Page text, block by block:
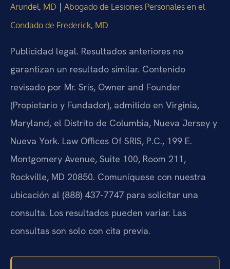
Arundel, MD | Abogado de Lesiones Personales en el
Condado de Frederick, MD
Publicidad legal. Resultados anteriores no
garantizan un resultado similar. Contenido
revisado por Mr. Sris, Owner and Founder
(Propietario y Fundador), admitido en Virginia,
Maryland, el Distrito de Columbia, Nueva Jersey y
Nueva York. Law Offices Of SRIS, P.C., 199 E.
Montgomery Avenue, Suite 100, Room 211,
Rockville, MD 20850. Comuníquese con nuestra
ubicación al (888) 437-7747 para solicitar una
consulta. Los resultados pueden variar. Las
consultas son solo con cita previa.